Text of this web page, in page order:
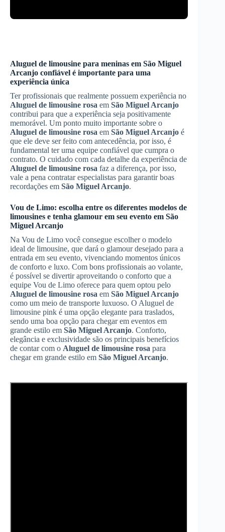
Aluguel de limousine para meninas em São Miguel
Arcanjo confiável é importante para uma
experiência única
Ter profissionais que realmente possuem experiência no
Aluguel de limousine rosa em São Miguel Arcanjo
contribui para que a experiência seja positivamente
memorável. Um ponto muito importante sobre o
Aluguel de limousine rosa em São Miguel Arcanjo é
que ele deve ser feito com antecedência, por isso, é
fundamental ter uma equipe confiável que cumpra o
contrato. O cuidado com cada detalhe da experiência de
Aluguel de limousine rosa faz a diferença, por isso,
vale a pena contratar especialistas para garantir boas
recordações em São Miguel Arcanjo.
Vou de Limo: escolha entre os diferentes modelos de
limousines e tenha glamour em seu evento em São
Miguel Arcanjo
Na Vou de Limo você consegue escolher o modelo
ideal de limousine, que dará o glamour desejado para a
entrada em seu evento, vivenciando momentos únicos
de conforto e luxo. Com bons profissionais ao volante,
é possível se divertir aproveitando o conforto que a
equipe Vou de Limo oferece para quem optou pelo
Aluguel de limousine rosa em São Miguel Arcanjo
como um meio de transporte luxuoso. O Aluguel de
limousine pink é uma opção elegante para traslados,
sendo uma boa opção para chegar em eventos em
grande estilo em São Miguel Arcanjo. Conforto,
elegância e exclusividade são os principais benefícios
de contar com o Aluguel de limousine rosa para
chegar em grande estilo em São Miguel Arcanjo.